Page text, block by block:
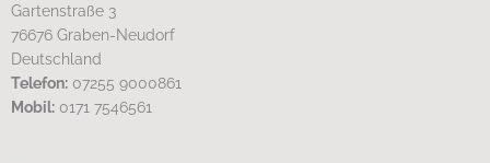
Gartenstraße 3
76676 Graben-Neudorf
Deutschland
Telefon: 07255 9000861
Mobil: 0171 7546561